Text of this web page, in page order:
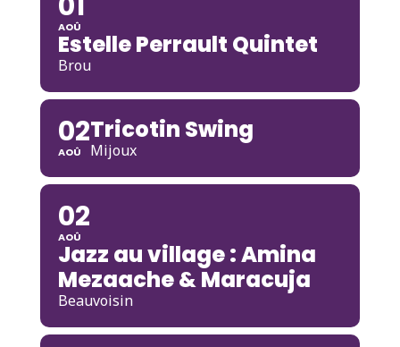
AOÛ
Estelle Perrault Quintet
Brou
02
AOÛ
Tricotin Swing
Mijoux
02
AOÛ
Jazz au village : Amina
Mezaache & Maracuja
Beauvoisin